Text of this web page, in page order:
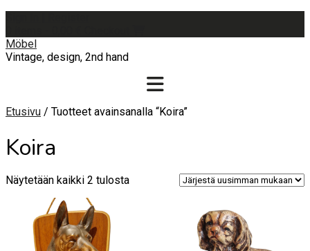
content
Möbel
Vintage, design, 2nd hand
Etusivu / Tuotteet avainsanalla “Koira”
Koira
Näytetään kaikki 2 tulostaSorted